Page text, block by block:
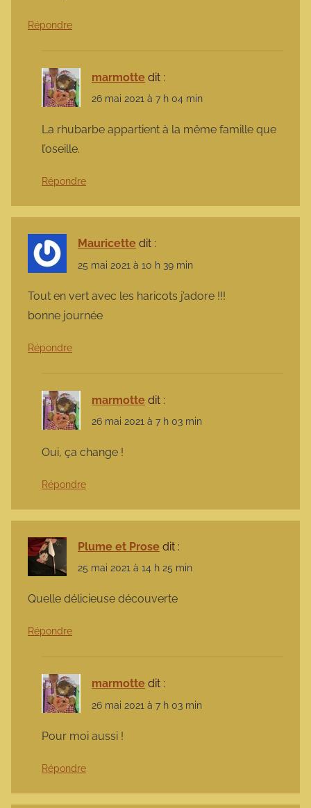
Répondre
marmotte dit :
26 mai 2021 à 7 h 04 min
La rhubarbe appartient à la même famille que
l’oseille.
Répondre
Mauricette dit :
25 mai 2021 à 10 h 39 min
Tout en vert avec les haricots j’adore !!!
bonne journée
Répondre
marmotte dit :
26 mai 2021 à 7 h 03 min
Oui, ça change !
Répondre
Plume et Prose dit :
25 mai 2021 à 14 h 25 min
Quelle délicieuse découverte
Répondre
marmotte dit :
26 mai 2021 à 7 h 03 min
Pour moi aussi !
Répondre